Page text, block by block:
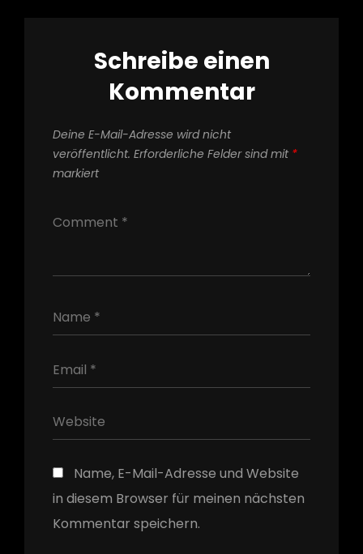
Schreibe einen
Kommentar
Deine E-Mail-Adresse wird nicht
veröffentlicht. Erforderliche Felder sind mit *
markiert
Name, E-Mail-Adresse und Website
in diesem Browser für meinen nächsten
Kommentar speichern.